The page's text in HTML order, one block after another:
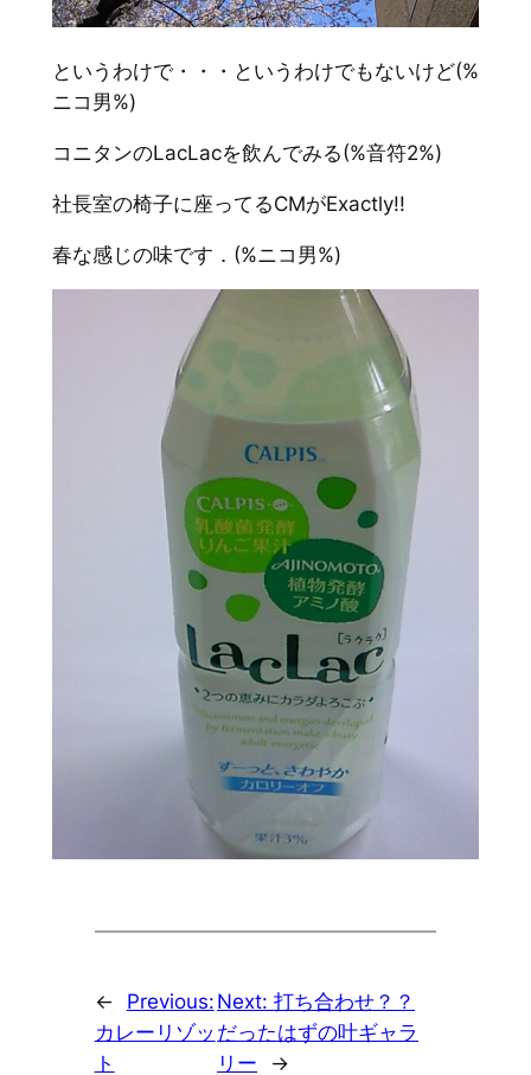
というわけで・・・というわけでもないけど(%
ニコ男%)
コニタンのLacLacを飲んでみる(%音符2%)
社長室の椅子に座ってるCMがExactly!!
春な感じの味です．(%ニコ男%)
←
Previous:
カレーリゾッ
ト
Next:打ち合わせ？？
だったはずの叶ギャラ
リー
→